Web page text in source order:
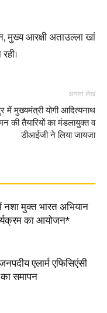
मुख्य आरक्षी अताउल्ला खां
अगला लेख
में मुख्यमंत्री योगी आदित्यनाथ
की तैयारियों का मंडलायुक्त व
डीआईजी ने लिया जायजा
मुक्त भारत अभियान
का आयोजन*
एलार्म एफिसिएंसी
समापन